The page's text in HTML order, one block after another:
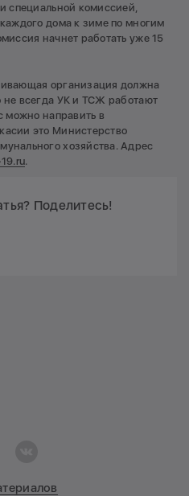
специальной комиссией,
каждого дома к зиме по многим
начнет работать уже 15
организация должна
всегда УК и ТСЖ работают
можно направить в
это Министерство
хозяйства. Адрес
.
Поделитесь!